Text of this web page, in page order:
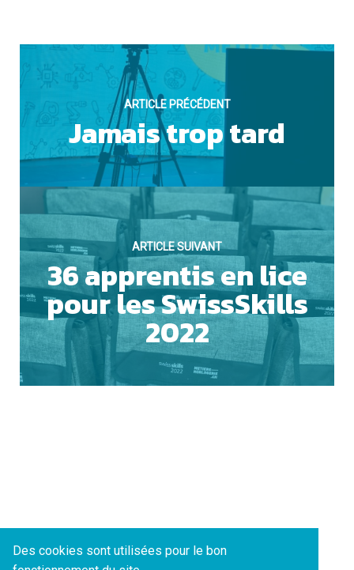
ARTICLE PRÉCÉDENT
Jamais trop tard
ARTICLE SUIVANT
36 apprentis en lice
pour les SwissSkills
2022
Des cookies sont utilisées pour le bon
Cookies marketing
NON
ACCEPTER TOUS LES COOKIES
ESSENTIELS UNIQUEMENT